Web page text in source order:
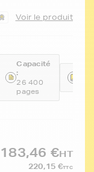
Voir le produit
Capacité
:
26 400
pages
183,46 €HT
220,15 €TTC